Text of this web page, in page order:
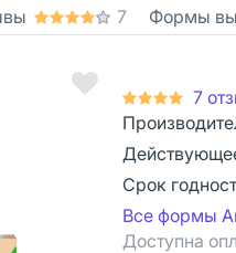
7 Формы
7
Срок
Все формы
Доступна